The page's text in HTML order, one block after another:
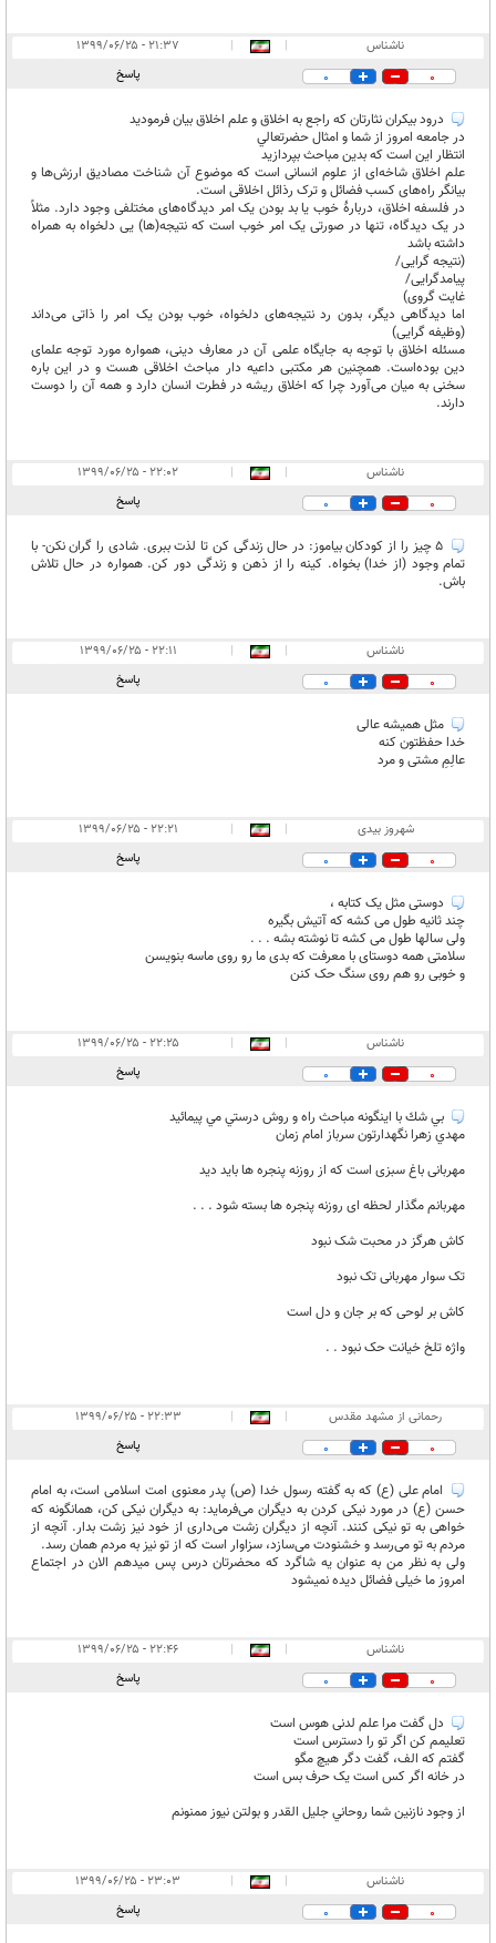
ناشناس |
|
۲۱:۳۷ - ۱۳۹۹/۰۶/۲۵
0
0 پاسخ
درود بيكران نثارتان كه راجع به اخلاق و علم اخلاق بيان فرموديد
در جامعه امروز از شما و امثال حضرتعالي
انتظار اين است كه بدين مباحث بپردازيد
علم اخلاق شاخه‌ای از علوم انسانی است که موضوع آن شناخت مصادیق ارزش‌ها و
بیانگر راه‌های کسب فضائل و ترک رذائل اخلاقی است.
در فلسفه اخلاق، دربارهٔ خوب یا بد بودن یک امر دیدگاه‌های مختلفی وجود دارد. مثلاً
در یک دیدگاه، تنها در صورتی یک امر خوب است که نتیجه(ها) یی دلخواه به همراه
داشته باشد
(نتیجه گرایی/
پیامدگرایی/
غایت گروی)
اما دیدگاهی دیگر، بدون رد نتیجه‌های دلخواه، خوب بودن یک امر را ذاتی می‌داند
(وظیفه گرایی)
مسئله اخلاق با توجه به جایگاه علمی آن در معارف دینی، همواره مورد توجه علمای
دین بوده‌است. همچنین هر مکتبی داعیه دار مباحث اخلاقی هست و در این باره
سخنی به میان می‌آورد چرا که اخلاق ریشه در فطرت انسان دارد و همه آن را دوست
دارند.
ناشناس |
|
۲۲:۰۲ - ۱۳۹۹/۰۶/۲۵
0
0 پاسخ
5 چیز را از کودکان بیاموز: در حال زندگی کن تا لذت ببری. شادی را گران نکن- با
تمام وجود (از خدا) بخواه. کینه را از ذهن و زندگی دور کن. همواره در حال تلاش
باش.
ناشناس |
|
۲۲:۱۱ - ۱۳۹۹/۰۶/۲۵
0
0 پاسخ
مثل همیشه عالی
خدا حفظتون کنه
عالِمِ مشتی و مرد
شهروز بیدی |
|
۲۲:۲۱ - ۱۳۹۹/۰۶/۲۵
0
0 پاسخ
دوستی مثل یک کتابه ،
چند ثانیه طول می کشه که آتیش بگیره
ولی سالها طول می کشه تا نوشته بشه . . .
سلامتی همه دوستای با معرفت که بدی ما رو روی ماسه بنویسن
و خوبی رو هم روی سنگ حک کنن
ناشناس |
|
۲۲:۲۵ - ۱۳۹۹/۰۶/۲۵
0
0 پاسخ
بي شك با اينگونه مباحث راه و روش درستي مي پيمائيد
مهدي زهرا نگهدارتون سرباز امام زمان
مهربانی باغ سبزی است که از روزنه پنجره ها باید دید
مهربانم مگذار لحظه ای روزنه پنجره ها بسته شود . . .
کاش هرگز در محبت شک نبود
تک سوار مهربانی تک نبود
کاش بر لوحی که بر جان و دل است
واژه تلخ خیانت حک نبود . .
رحمانی از مشهد مقدس |
|
۲۲:۳۳ - ۱۳۹۹/۰۶/۲۵
0
0 پاسخ
امام علی (ع) که به گفته رسول خدا (ص) پدر معنوی امت اسلامی است، به امام
حسن (ع) در مورد نیکی کردن به دیگران می‌فرماید: به دیگران نیکى کن، همانگونه که
خواهى به تو نیکى کنند. آنچه از دیگران زشت مى‌دارى از خود نیز زشت بدار. آنچه از
مردم به تو مى‌رسد و خشنودت مى‌سازد، سزاوار است که از تو نیز به مردم همان رسد.
ولی به نظر من به عنوان یه شاگرد که محضرتان درس پس میدهم الان در اجتماع
امروز ما خیلی فضائل دیده نمیشود
ناشناس |
|
۲۲:۴۶ - ۱۳۹۹/۰۶/۲۵
0
0 پاسخ
دل گفت مرا علم لدنی هوس است
تعلیمم کن اگر تو را دسترس است
گفتم که الف، گفت دگر هیچ مگو
در خانه اگر کس است یک حرف بس است
از وجود نازنين شما روحاني جليل القدر و بولتن نيوز ممنونم
ناشناس |
|
۲۳:۰۳ - ۱۳۹۹/۰۶/۲۵
0
0 پاسخ